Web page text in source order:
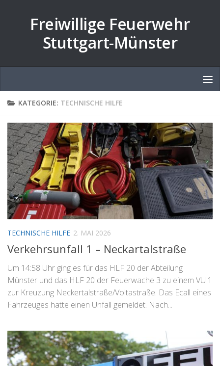
Freiwillige Feuerwehr
Stuttgart-Münster
KATEGORIE: TECHNISCHE HILFE
TECHNISCHE HILFE 2. MAI 2026
Verkehrsunfall 1 – Neckartalstraße
Um 14:58 Uhr ging es für das HLF 20 der Abteilung
Münster und das HLF 20 der Feuerwache 3 zu einem VU 1
zur Kreuzung Neckertalstraße/Voltastraße. Das Ecall eines
Fahrzeuges hatte einen Unfall gemeldet. Nach...